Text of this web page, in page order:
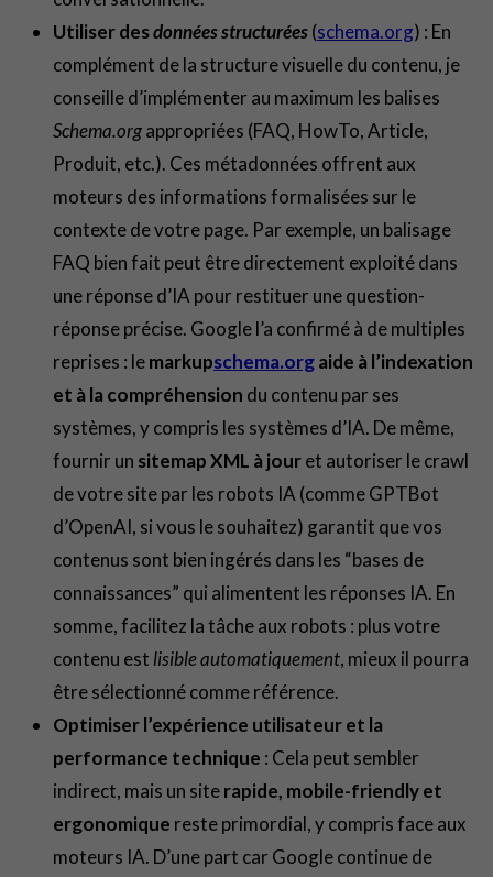
Utiliser desdonnées structurées(schema.org) : En
complément de la structure visuelle du contenu, je
conseille d’implémenter au maximum les balises
Schema.orgappropriées (FAQ, HowTo, Article,
Produit, etc.). Ces métadonnées offrent aux
moteurs des informations formalisées sur le
contexte de votre page. Par exemple, un balisage
FAQ bien fait peut être directement exploité dans
une réponse d’IA pour restituer une question-
réponse précise. Google l’a confirmé à de multiples
reprises : lemarkupschema.orgaide à l’indexation
et à la compréhension du contenu par ses
systèmes, y compris les systèmes d’IA. De même,
fournir un sitemap XML à jouret autoriser le crawl
de votre site par les robots IA (comme GPTBot
d’OpenAI, si vous le souhaitez) garantit que vos
contenus sont bien ingérés dans les “bases de
connaissances” qui alimentent les réponses IA. En
somme, facilitez la tâche aux robots : plus votre
contenu est lisible automatiquement, mieux il pourra
être sélectionné comme référence.
Optimiser l’expérience utilisateur et la
performance technique : Cela peut sembler
indirect, mais un siterapide, mobile-friendly et
ergonomique reste primordial, y compris face aux
moteurs IA. D’une part car Google continue de